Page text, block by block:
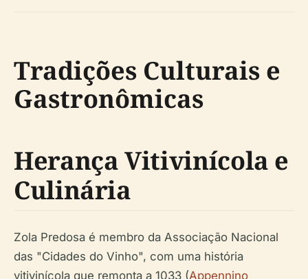
Tradições Culturais e
Gastronômicas
Herança Vitivinícola e
Culinária
Zola Predosa é membro da Associação Nacional
das "Cidades do Vinho", com uma história
vitivinícola que remonta a 1033 (Appennino